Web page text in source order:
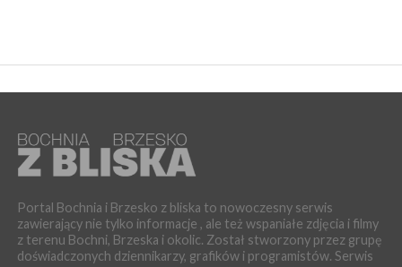
WYDARZENIA
05 sierpnia 2026
LIPNICA MUROWANA. Na święcie gminy zagra zespół Kombi
WYDARZENIA
05 sierpnia 2026
GMINA DRWINIA. 45 dzieci będzie się uczyć pływać. Zajęcia
Portal Bochnia i Brzesko z bliska to nowoczesny serwis
zawierający nie tylko informacje , ale też wspaniałe zdjęcia i filmy
z terenu Bochni, Brzeska i okolic. Został stworzony przez grupę
doświadczonych dziennikarzy, grafików i programistów. Serwis